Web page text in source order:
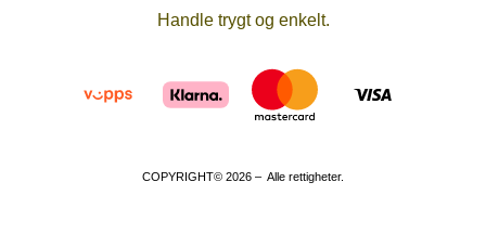
Handle trygt og enkelt.
COPYRIGHT© 2026 – Alle rettigheter.